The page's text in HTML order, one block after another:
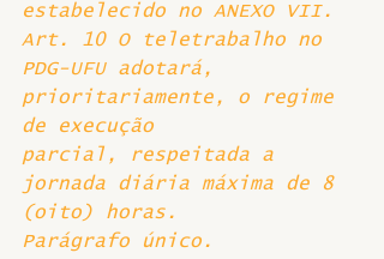
estabelecido no ANEXO VII.
Art. 10 O teletrabalho no
PDG-UFU adotará,
prioritariamente, o regime
de execução
parcial, respeitada a
jornada diária máxima de 8
(oito) horas.
Parágrafo único.